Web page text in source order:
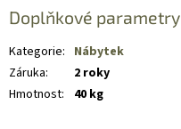
Doplňkové parametry
Kategorie: Nábytek
Záruka:
2 roky
Hmotnost: 40 kg